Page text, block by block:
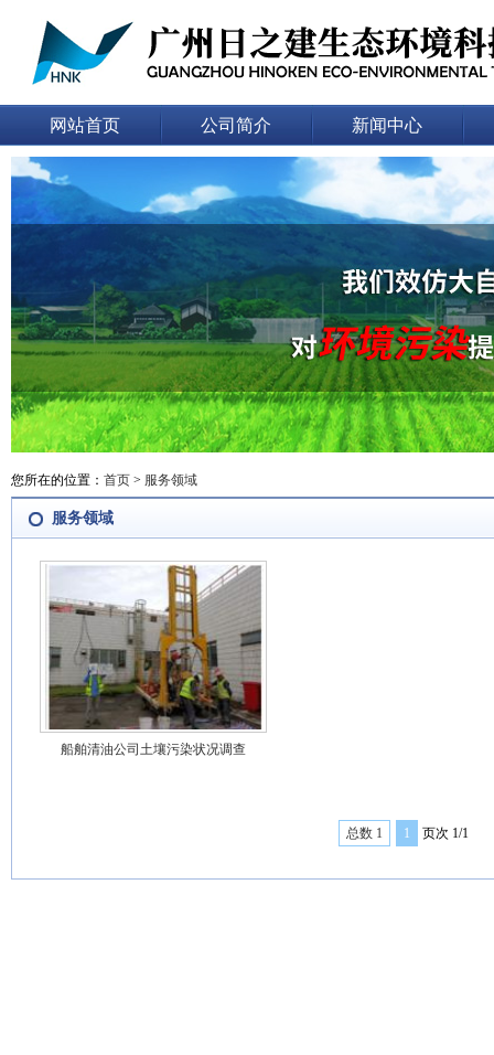
网站首页 公司简介 新闻中心
您所在的位置： 首页 > 服务领域
服务领域
船舶清油公司土壤污染状况调查
总数 1 1 页次 1/1